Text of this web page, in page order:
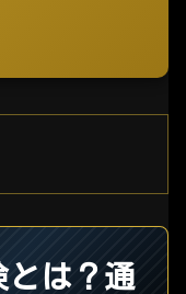
とは？通